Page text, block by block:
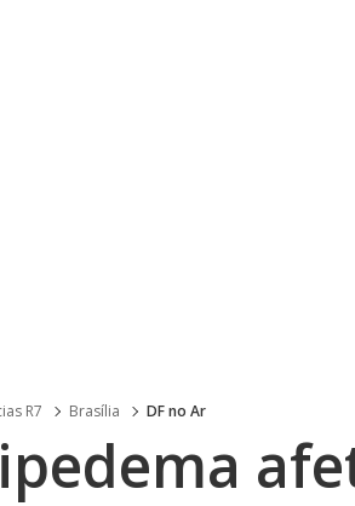
R7 Brasília DF no Ar